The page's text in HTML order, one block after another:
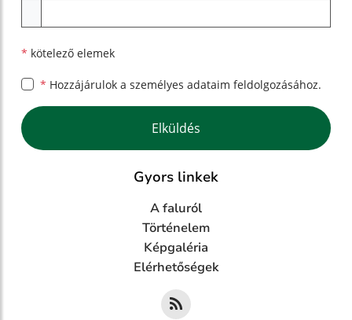
* kötelező elemek
* Hozzájárulok a személyes adataim feldolgozásához.
Google reCaptcha Response
Elküldés
Gyors linkek
A faluról
Történelem
Képgaléria
Elérhetőségek